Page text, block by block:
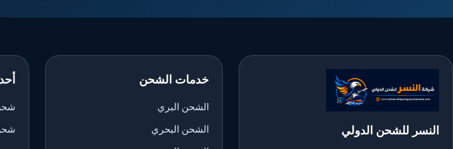
النسر للشحن الدولي
خدمات الشحن
الشحن البري
الشحن البحري